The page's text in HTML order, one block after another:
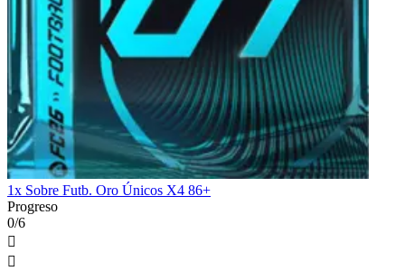
1x Sobre Futb. Oro Únicos X4 86+
Progreso
0/6

